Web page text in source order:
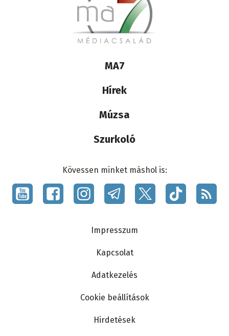
Lábléc
médiacsalád
MA7
Hírek
Múzsa
Szurkoló
Social
menu
Kövessen minket máshol is:
Impresszum
Kapcsolat
Adatkezelés
Cookie beállítások
Hirdetések